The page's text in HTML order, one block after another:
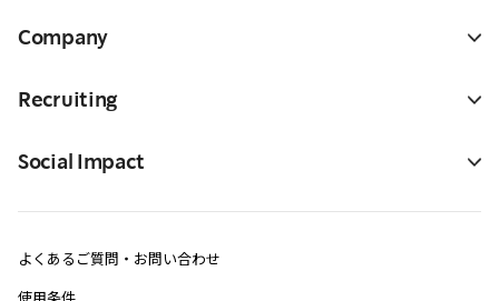
Company
Recruiting
Social Impact
よくあるご質問・お問い合わせ